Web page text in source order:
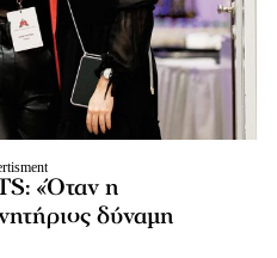
«Όταν η
δύναμη